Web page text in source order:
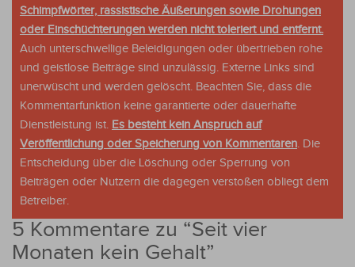
Schimpfwörter, rassistische Äußerungen sowie Drohungen
oder Einschüchterungen werden nicht toleriert und entfernt.
Auch unterschwellige Beleidigungen oder übertrieben rohe
und geistlose Beiträge sind unzulässig. Externe Links sind
unerwüscht und werden gelöscht. Beachten Sie, dass die
Kommentarfunktion keine garantierte oder dauerhafte
Dienstleistung ist. Es besteht kein Anspruch auf
Veröffentlichung oder Speicherung von Kommentaren. Die
Entscheidung über die Löschung oder Sperrung von
Beiträgen oder Nutzern die dagegen verstoßen obliegt dem
Betreiber.
5 Kommentare zu “Seit vier
Monaten kein Gehalt”